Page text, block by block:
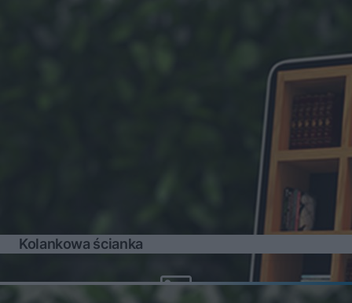
Kolankowa ścianka